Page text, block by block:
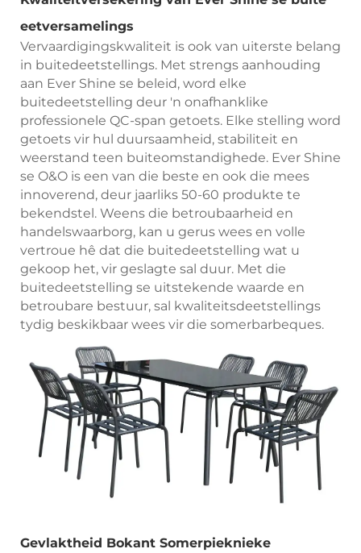
eetversamelings
Vervaardigingskwaliteit is ook van uiterste belang
in buitedeetstellings. Met strengs aanhouding
aan Ever Shine se beleid, word elke
buitedeetstelling deur 'n onafhanklike
professionele QC-span getoets. Elke stelling word
getoets vir hul duursaamheid, stabiliteit en
weerstand teen buiteomstandighede. Ever Shine
se O&O is een van die beste en ook die mees
innoverend, deur jaarliks 50-60 produkte te
bekendstel. Weens die betroubaarheid en
handelswaarborg, kan u gerus wees en volle
vertroue hê dat die buitedeetstelling wat u
gekoop het, vir geslagte sal duur. Met die
buitedeetstelling se uitstekende waarde en
betroubare bestuur, sal kwaliteitsdeetstellings
tydig beskikbaar wees vir die somerbarbeques.
Gevlaktheid Bokant Somerpieknieke